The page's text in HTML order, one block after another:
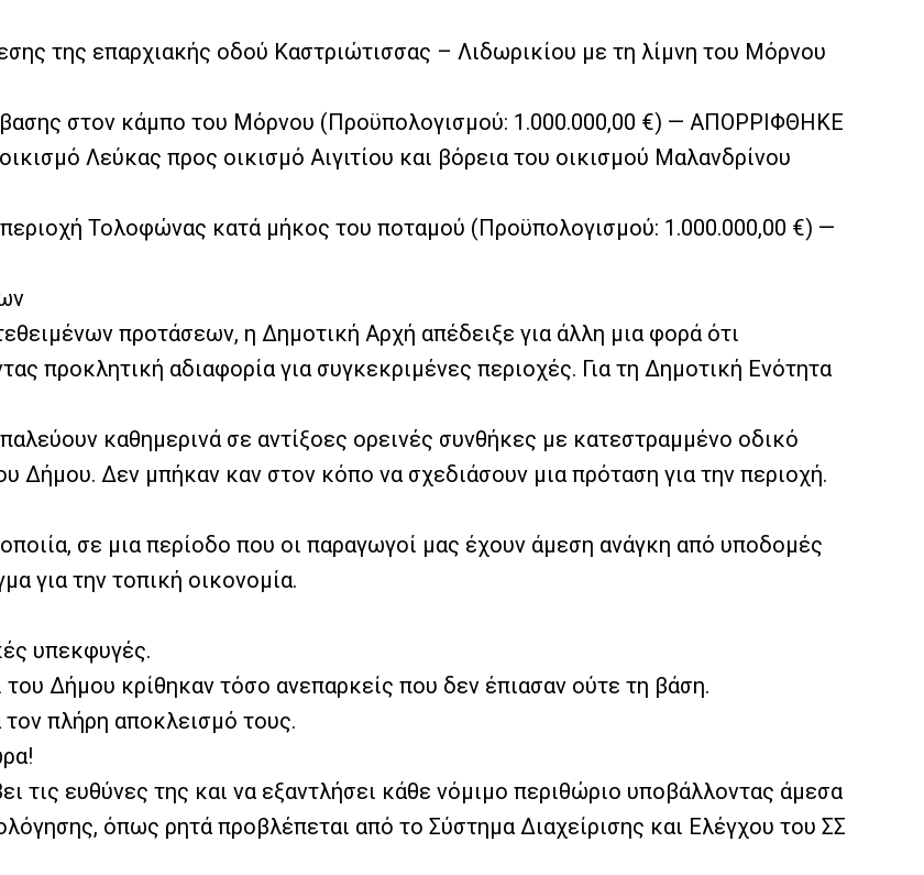
της επαρχιακής οδού Καστριώτισσας – Λιδωρικίου με τη λίμνη του Μόρνου
στον κάμπο του Μόρνου (Προϋπολογισμού: 1.000.000,00 €) — ΑΠΟΡΡΙΦΘΗΚΕ
Λεύκας προς οικισμό Αιγιτίου και βόρεια του οικισμού Μαλανδρίνου
Τολοφώνας κατά μήκος του ποταμού (Προϋπολογισμού: 1.000.000,00 €) —
προτάσεων, η Δημοτική Αρχή απέδειξε για άλλη μια φορά ότι
προκλητική αδιαφορία για συγκεκριμένες περιοχές. Για τη Δημοτική Ενότητα
καθημερινά σε αντίξοες ορεινές συνθήκες με κατεστραμμένο οδικό
Δήμου. Δεν μπήκαν καν στον κόπο να σχεδιάσουν μια πρόταση για την περιοχή.
σε μια περίοδο που οι παραγωγοί μας έχουν άμεση ανάγκη από υποδομές
για την τοπική οικονομία.
υπεκφυγές.
Δήμου κρίθηκαν τόσο ανεπαρκείς που δεν έπιασαν ούτε τη βάση.
πλήρη αποκλεισμό τους.
τις ευθύνες της και να εξαντλήσει κάθε νόμιμο περιθώριο υποβάλλοντας άμεσα
όπως ρητά προβλέπεται από το Σύστημα Διαχείρισης και Ελέγχου του ΣΣ